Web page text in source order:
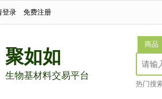
登录 免费注册
聚如如
生物基材料交易平台
商品
热门搜